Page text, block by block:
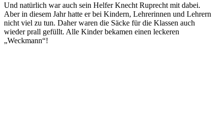
Und natürlich war auch sein Helfer Knecht Ruprecht mit dabei.
Aber in diesem Jahr hatte er bei Kindern, Lehrerinnen und Lehrern
nicht viel zu tun. Daher waren die Säcke für die Klassen auch
wieder prall gefüllt. Alle Kinder bekamen einen leckeren
„Weckmann“!